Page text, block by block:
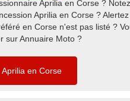
Aprilia en Corse ?
Aprilia en Corse ? Alertez
en Corse n'est pas listé ?
sur Annuaire Moto ?
en Corse